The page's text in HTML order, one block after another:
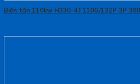
Biến tần 110kw H330-4T110G/132P 3P